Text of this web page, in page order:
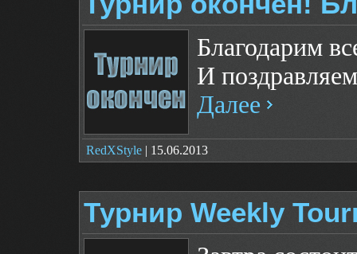
Благодарим
И
Далее
RedXStyle | 15.06.2013
Турнир Weekly